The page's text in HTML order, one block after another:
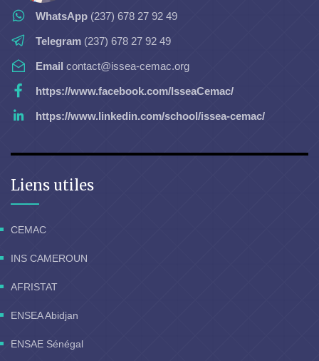
WhatsApp (237) 678 27 92 49
Telegram (237) 678 27 92 49
Email contact@issea-cemac.org
https://www.facebook.com/IsseaCemac/
https://www.linkedin.com/school/issea-cemac/
Liens utiles
CEMAC
INS CAMEROUN
AFRISTAT
ENSEA Abidjan
ENSAE Sénégal